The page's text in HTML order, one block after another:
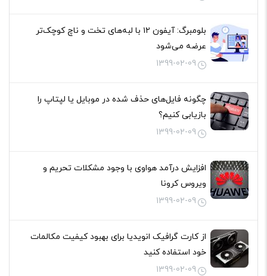
بلومبرگ: آیفون ۱۲ با لبه‌های تخت و ناچ کوچک‌تر
عرضه می‌شود
1399-02-09
چگونه فایل‌های حذف شده در موبایل یا لپتاپ را
بازیابی کنیم؟
1399-02-09
افزایش درآمد هواوی با وجود مشکلات تحریم و
ویروس کرونا
1399-02-09
از کارت گرافیک انویدیا برای بهبود کیفیت مکالمات
خود استفاده کنید
1399-02-09